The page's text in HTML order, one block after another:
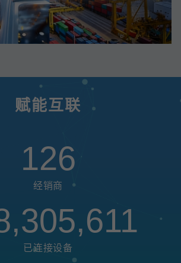
赋能互联
126
经销商
已连接设备